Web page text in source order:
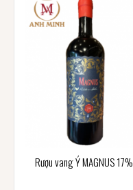
Rượu vang Ý MAGNUS 17%